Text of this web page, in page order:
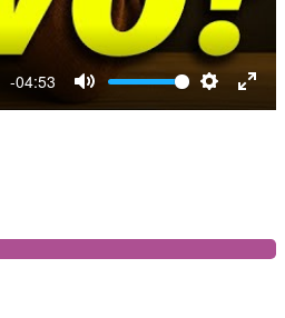
-04:53
Mute Settings